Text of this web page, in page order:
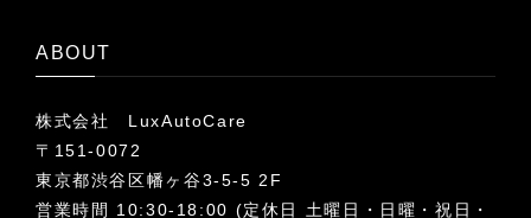
ABOUT
株式会社 LuxAutoCare
〒151-0072
東京都渋谷区幡ヶ谷3-5-5 2F
営業時間 10:30-18:00 (定休日 土曜日・日曜・祝日・